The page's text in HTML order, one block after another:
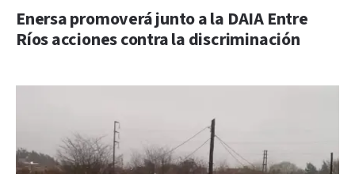
Enersa promoverá junto a la DAIA Entre
Ríos acciones contra la discriminación